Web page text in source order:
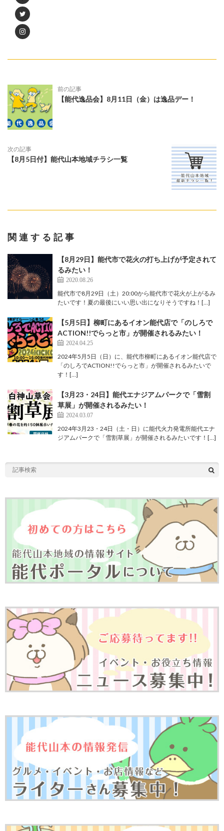
前の記事
【能代逸品会】8月11日（金）は逸品デー！
次の記事
【8月5日付】能代山本地域チラシ一覧
関連する記事
【8月29日】能代市で花火の打ち上げが予定されて
るみたい！
2020.08.26
能代市で8月29日（土）20:00から能代市で花火が上がるみ
たいです！夏の最後にいい思い出になりそうですね！[…]
【5月5日】柳町にあるイオン能代店で「のしろで
ACTION!!でらっと市」が開催されるみたい！
2024.04.25
2024年5月5日（日）に、能代市柳町にあるイオン能代店で
「のしろでACTION!!でらっと市」が開催されるみたいで
す！[…]
【3月23・24日】能代エナジアムパークで「雪割
草展」が開催されるみたい！
2024.03.07
2024年3月23・24日（土・日）に能代火力発電所能代エナ
ジアムパークで「雪割草展」が開催されるみたいです！[…]